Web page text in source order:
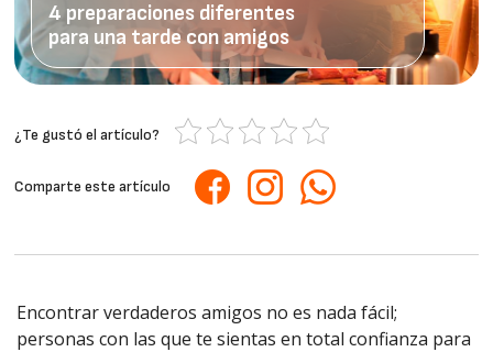
4 preparaciones diferentes
para una tarde con amigos
Comparte este artículo
¿Te gustó el artículo?
Encontrar verdaderos amigos no es nada fácil;
personas con las que te sientas en total confianza para